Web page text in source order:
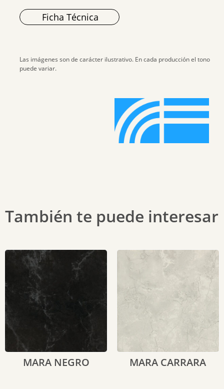
Ficha Técnica
Las imágenes son de carácter ilustrativo. En cada producción el tono
puede variar.
También te puede interesar
MARA NEGRO MARA CARRARA